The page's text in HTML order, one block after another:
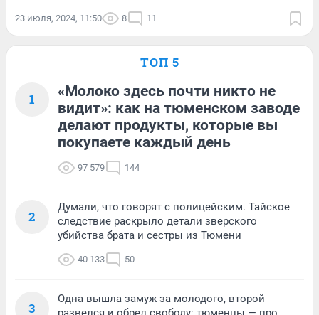
23 июля, 2024, 11:50 8 11
ТОП 5
1
«Молоко здесь почти никто не
видит»: как на тюменском заводе
делают продукты, которые вы
покупаете каждый день
97 579 144
2
Думали, что говорят с полицейским. Тайское
следствие раскрыло детали зверского
убийства брата и сестры из Тюмени
40 133 50
3
Одна вышла замуж за молодого, второй